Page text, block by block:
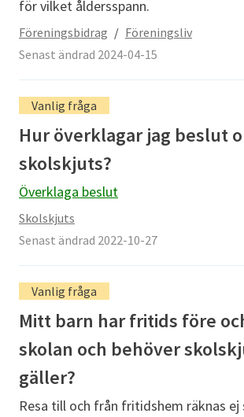
för vilket åldersspann.
Föreningsbidrag / Föreningsliv
Senast ändrad 2024-04-15
Vanlig fråga
Hur överklagar jag beslut
skolskjuts?
Överklaga beslut
Skolskjuts
Senast ändrad 2022-10-27
Vanlig fråga
Mitt barn har fritids före
skolan och behöver
gäller?
Resa till och från fritidshem räknas ej